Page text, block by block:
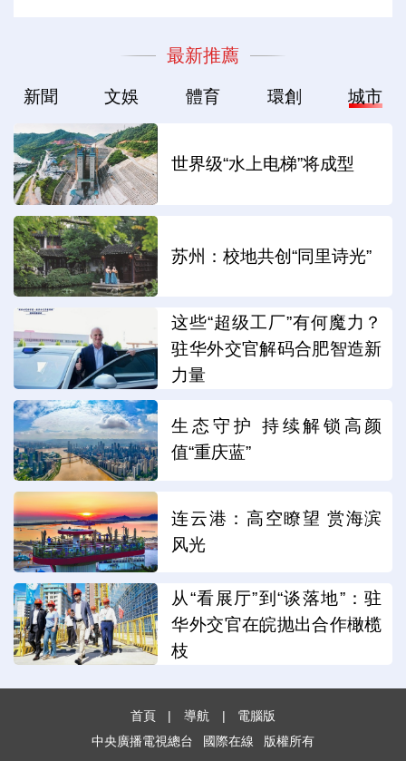
最新推薦
新聞 文娛 體育 環創 城市
世界级“水上电梯”将成型
苏州：校地共创“同里诗光”
这些“超级工厂”有何魔力？
驻华外交官解码合肥智造新
力量
生态守护 持续解锁高颜
值“重庆蓝”
连云港：高空瞭望 赏海滨
风光
从“看展厅”到“谈落地”：驻
华外交官在皖抛出合作橄榄
枝
首頁 | 導航 |
電腦版
中央廣播電視總台
國際在線 版權所有